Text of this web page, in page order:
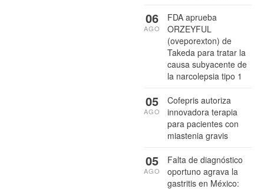
FDA aprueba
ORZEYFUL
(oveporexton) de
Takeda para tratar la
causa subyacente de
la narcolepsia tipo 1
06
AGO
Cofepris autoriza
innovadora terapia
para pacientes con
miastenia gravis
05
AGO
Falta de diagnóstico
oportuno agrava la
gastritis en México:
05
AGO